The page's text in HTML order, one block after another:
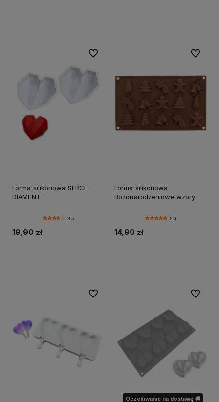
Forma silikonowa SERCE
DIAMENT
3.5
19,90 zł
Do ulubionych
Forma silikonowa
Bożonarodzeniowe wzory
5.0
14,90 zł
Do
Do ulubionych
Oczekiwanie na dostawę 🚚
Do